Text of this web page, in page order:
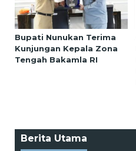
Bupati Nunukan Terima
Kunjungan Kepala Zona
Tengah Bakamla RI
Berita Utama